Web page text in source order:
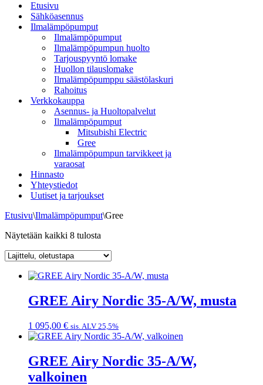
Etusivu
Sähköasennus
Ilmalämpöpumput
Ilmalämpöpumput
Ilmalämpöpumpun huolto
Tarjouspyyntö lomake
Huollon tilauslomake
Ilmalämpöpumppu säästölaskuri
Rahoitus
Verkkokauppa
Asennus- ja Huoltopalvelut
Ilmalämpöpumput
Mitsubishi Electric
Gree
Ilmalämpöpumpun tarvikkeet ja
varaosat
Hinnasto
Yhteystiedot
Uutiset ja tarjoukset
Etusivu\Ilmalämpöpumput\Gree
Näytetään kaikki 8 tulosta
GREE Airy Nordic 35-A/W, musta
1 095,00 € sis. ALV 25,5%
GREE Airy Nordic 35-A/W,
valkoinen